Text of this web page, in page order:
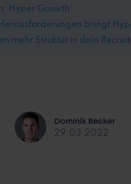
Hyper Growth
bringt
mehr Struktur in dein
Dominik Becker
29.03.2022